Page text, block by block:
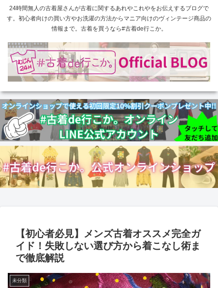
24時間無人の古着屋さんが古着に関するあれやこれやをお伝えするブログで
す。初心者向けの買い方やお洗濯の方法からマニア向けのヴィンテージ商品の
情報まで。古着を買うなら#古着de行こか。
【初心者必見】メンズ古着オススメ完全ガ
イド！失敗しない選び方から着こなし術ま
で徹底解説
未分類